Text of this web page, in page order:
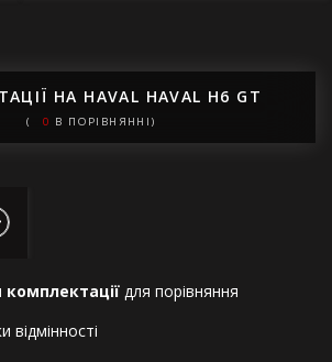
НА HAVAL HAVAL H6 GT
( 0 В ПОРІВНЯННІ)
комплектації для порівняння
відмінності